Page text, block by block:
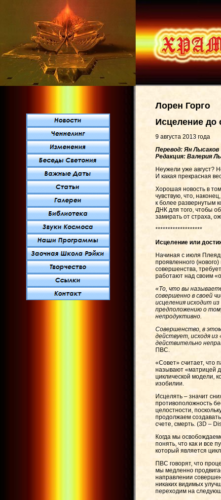
Лорен Горго
Исцеление до
9 августа 2013 года
Перевод: Ян Лысаков
Редакция: Валерия
Неужели уже август?
И какая прекрасная
Хорошая новость в
чувствую, что,
к более развернутым
ДНК для того, чтобы
замирать от страха,
*******************
Исцеление или
Начиная с июля
проявленного
совершенства,
работают над своим
«То, что вы
совершенно в своей
исцеления исходит
предположению о
непродуктивно.
Совершенство, в
действует, исходя
действительно
ПВС.
«Совет» считает, что
называют «матрицей
циклической модели,
изобилии.
Исцелять – значит
противоположность
целостности,
продолжаем
счете, смерть. (3D –
Когда мы
понять, что как и все
который является
ПВС говорят, что
мы медленно
направлении
никаких видимых
переходим на